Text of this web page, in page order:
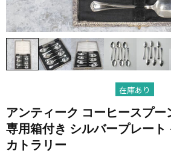
在庫あり
アンティーク コーヒースプー
専用箱付き シルバープレート
カトラリー